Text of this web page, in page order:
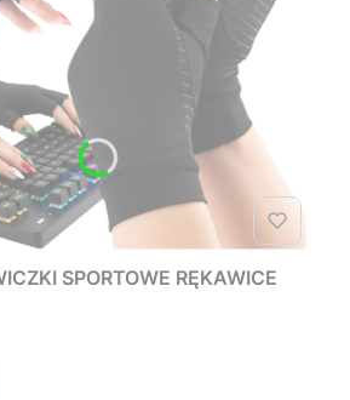
SPORTOWE RĘKAWICE